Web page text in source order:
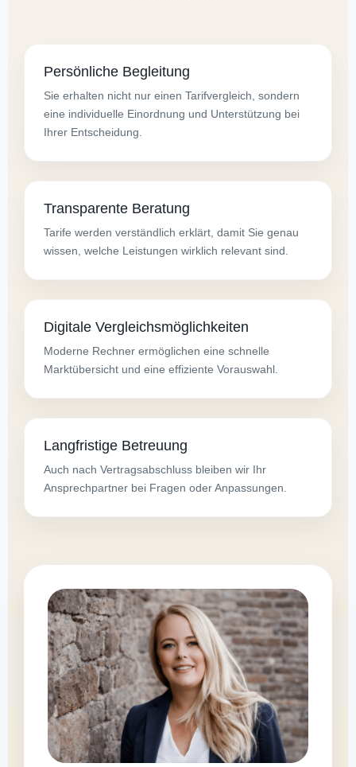
Persönliche Begleitung
Sie erhalten nicht nur einen Tarifvergleich, sondern
eine individuelle Einordnung und Unterstützung bei
Ihrer Entscheidung.
Transparente Beratung
Tarife werden verständlich erklärt, damit Sie genau
wissen, welche Leistungen wirklich relevant sind.
Digitale Vergleichsmöglichkeiten
Moderne Rechner ermöglichen eine schnelle
Marktübersicht und eine effiziente Vorauswahl.
Langfristige Betreuung
Auch nach Vertragsabschluss bleiben wir Ihr
Ansprechpartner bei Fragen oder Anpassungen.